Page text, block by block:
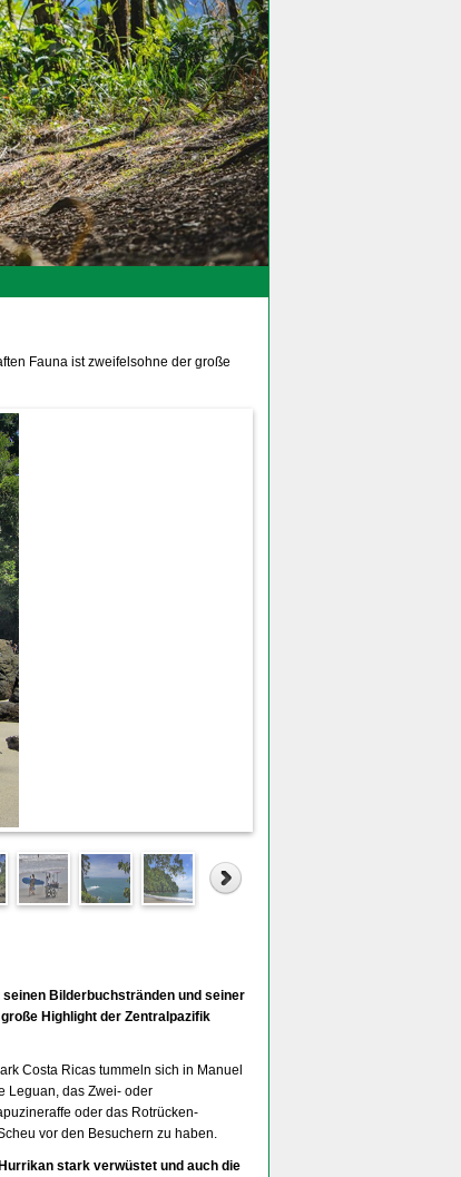
Fauna ist zweifelsohne der große
Bilderbuchstränden und seiner
Highlight der Zentralpazifik
Costa Ricas tummeln sich in Manuel
Leguan, das Zwei- oder
oder das Rotrücken-
vor den Besuchern zu haben.
stark verwüstet und auch die